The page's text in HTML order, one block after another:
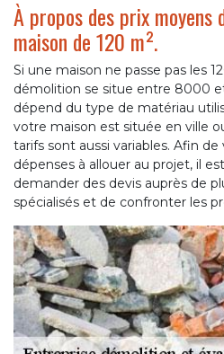
À propos des prix moyens
maison de 120 m².
Si une maison ne passe pas les
démolition se situe entre 8000
dépend du type de matériau
votre maison est située en ville
tarifs sont aussi variables. Afin
dépenses à allouer au projet, il
demander des devis auprès de
spécialisés et de confronter les